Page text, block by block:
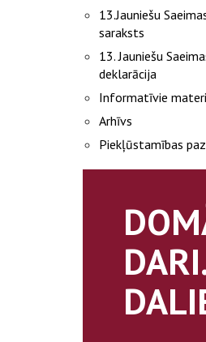
13.Jauniešu
saraksts
13. Jauniešu
deklarācija
Informatīvie
Arhīvs
Piekļūstamības